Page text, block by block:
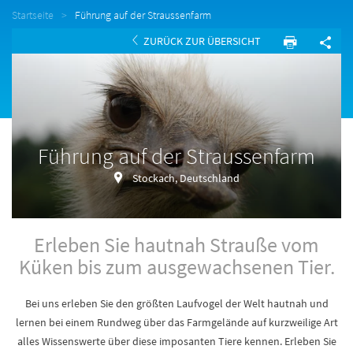
Startseite
Führung auf der Straussenfarm
ZURÜCK ZUR ÜBERSICHT
Führung auf der Straussenfarm
Stockach, Deutschland
Erleben Sie hautnah Strauße vom
Küken bis zum ausgewachsenen Tier.
Bei uns erleben Sie den größten Laufvogel der Welt hautnah und
lernen bei einem Rundweg über das Farmgelände auf kurzweilige Art
alles Wissenswerte über diese imposanten Tiere kennen. Erleben Sie